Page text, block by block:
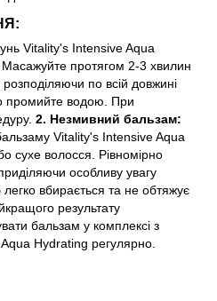
Vitality's Intensive Aqua
протягом 2-3 хвилин
по всій довжині
промийте водою. При
2. Незмивний бальзам:
Vitality's Intensive Aqua
сухе волосся. Рівномірно
особливу увагу
вбирається та не обтяжує
результату
бальзам у комплексі з
Hydrating регулярно.